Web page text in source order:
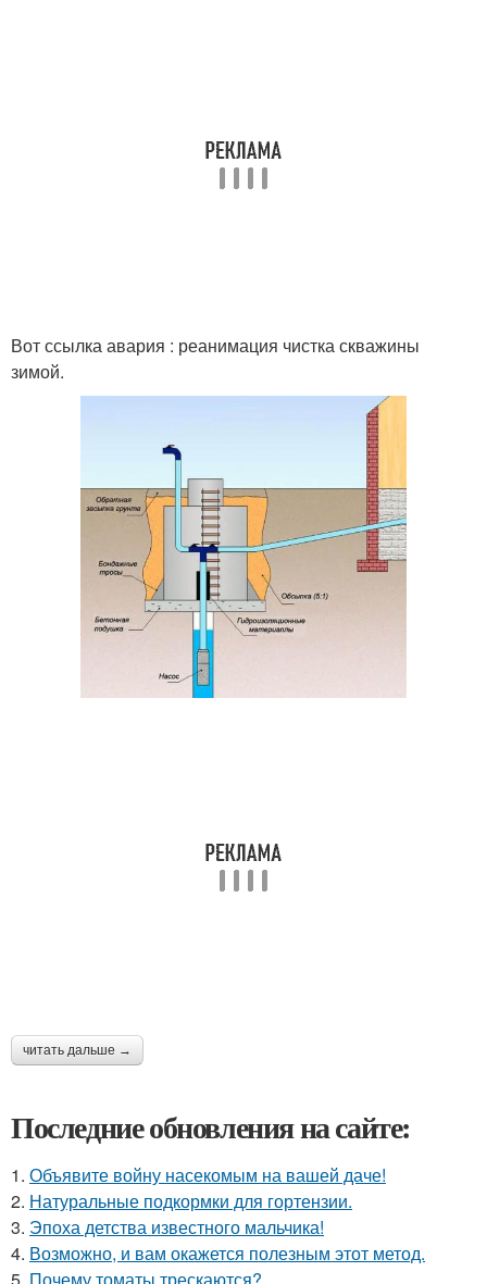
Вот ссылка авария : реанимация чистка скважины
зимой.
читать дальше →
Последние обновления на сайте:
1. Объявите войну насекомым на вашей даче!
2. Натуральные подкормки для гортензии.
3. Эпоха детства известного мальчика!
4. Возможно, и вам окажется полезным этот метод.